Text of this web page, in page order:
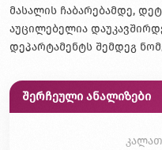
მასალის ჩაბარებამდე,
აუცილებელია
დეპარტამენტს შემდეგ
შერჩეული ანალიზები